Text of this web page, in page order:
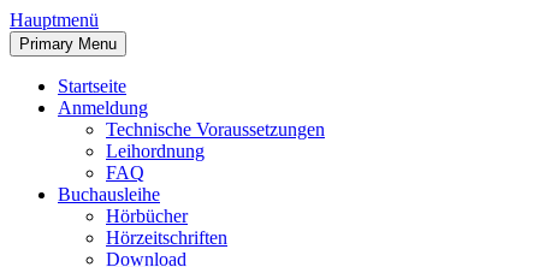
Hauptmenü
Primary Menu
Startseite
Anmeldung
Technische Voraussetzungen
Leihordnung
FAQ
Buchausleihe
Hörbücher
Hörzeitschriften
Download